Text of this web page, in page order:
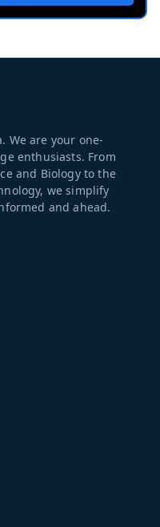
We are your one-
enthusiasts. From
and Biology to the
we simplify
and ahead.